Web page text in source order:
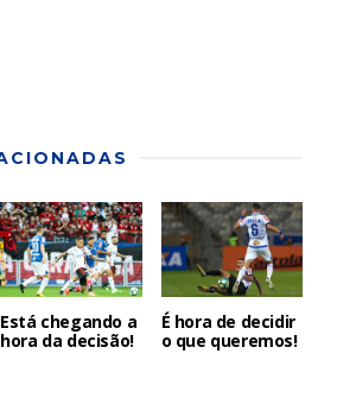
Está chegando a
hora da decisão!
É hora de decidir
o que queremos!